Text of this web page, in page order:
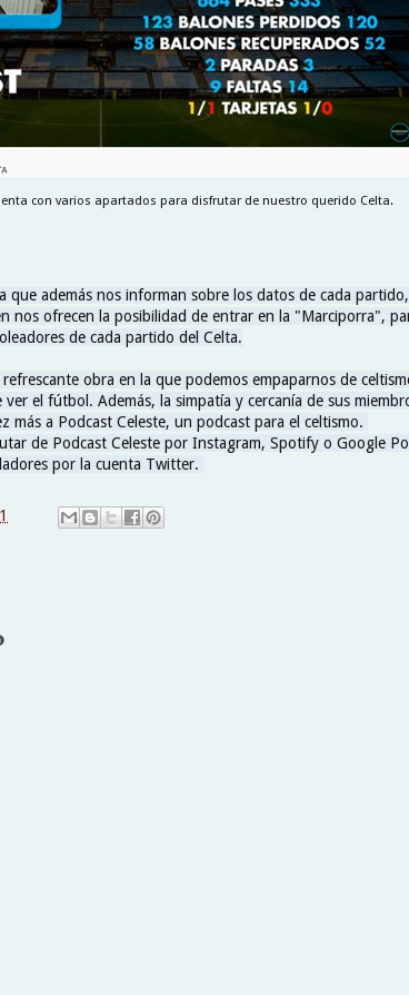
con varios apartados para disfrutar de nuestro querido Celta.
que además nos informan sobre los datos de cada
nos ofrecen la posibilidad de entrar en la "Marciporra",
de cada partido del Celta.
obra en la que podemos empaparnos de
el fútbol. Además, la simpatía y cercanía de sus
más a Podcast Celeste, un podcast para el celtismo.
de Podcast Celeste por Instagram, Spotify o Google
por la cuenta Twitter.